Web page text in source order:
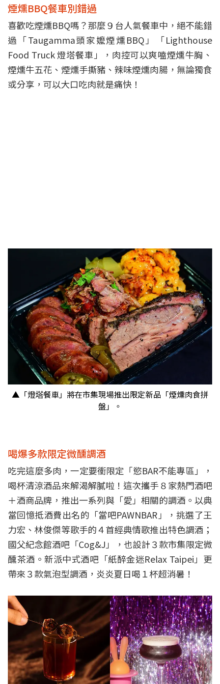
煙燻BBQ餐車別錯過
喜歡吃煙燻BBQ嗎？那麼９台人氣餐車中，絕不能錯
過「Taugamma頭家嬤煙燻BBQ」「Lighthouse
Food Truck 燈塔餐車」，肉控可以爽嗑煙燻牛胸、
煙燻牛五花、煙燻手撕豬、辣味煙燻肉腸，無論獨食
或分享，可以大口吃肉就是痛快！
▲「燈塔餐車」將在市集現場推出限定新品「煙燻肉食拼
盤」。
喝爆多款限定微醺調酒
吃完這麼多肉，一定要衝限定「慾BAR不能專區」，
喝杯清涼酒品來解渴解膩啦！這次攜手８家熱門酒吧
＋酒商品牌，推出一系列與「愛」相關的調酒。以典
當回憶抵酒費出名的「當吧PAWNBAR」，挑選了王
力宏、林俊傑等歌手的４首經典情歌推出特色調酒；
國父紀念館酒吧「Cog&J」，也設計３款市集限定微
醺茶酒。新派中式酒吧「紙醉金迷Relax Taipei」更
帶來３款氣泡型調酒，炎炎夏日喝１杯超消暑！